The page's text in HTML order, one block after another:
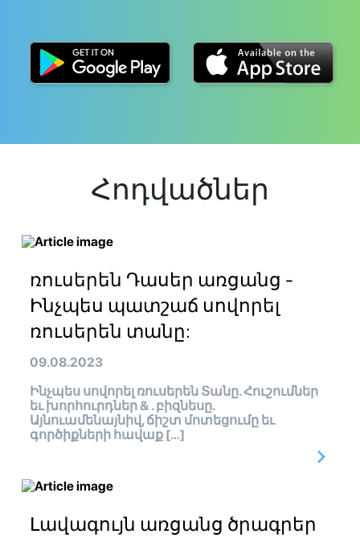
Հոդվածներ
ռուսերեն Դասեր առցանց -
Ինչպես պատշաճ սովորել
ռուսերեն տանը:
09.08.2023
Ինչպես սովորել ռուսերեն Տանը. Հուշումներ
եւ խորհուրդներ & . բիզնեսը.
Այնուամենայնիվ, ճիշտ մոտեցումը եւ
գործիքների հավաք […]
Լավագույն առցանց ծրագրեր